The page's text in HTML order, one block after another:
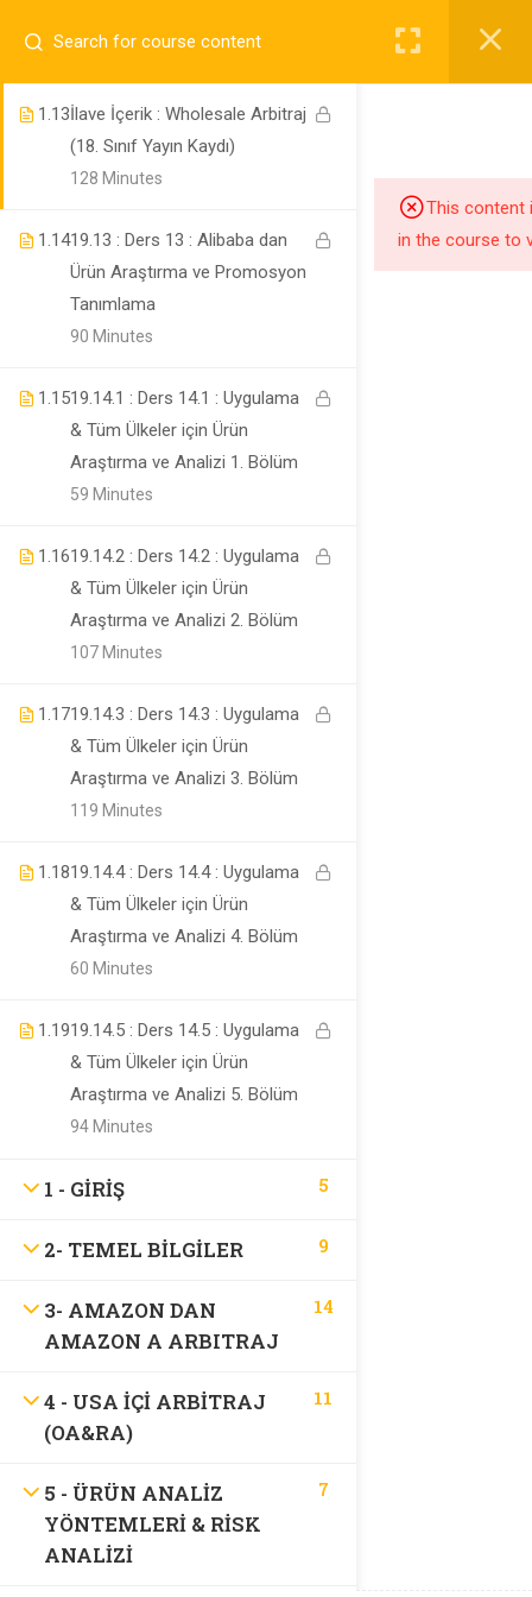
124 Minutes
1.13İlave İçerik : Wholesale Arbitraj
(18. Sınıf Yayın Kaydı)
128 Minutes
1.1419.13 : Ders 13 : Alibaba dan
Ürün Araştırma ve Promosyon
Tanımlama
90 Minutes
1.1519.14.1 : Ders 14.1 : Uygulama
& Tüm Ülkeler için Ürün
Araştırma ve Analizi 1. Bölüm
59 Minutes
1.1619.14.2 : Ders 14.2 : Uygulama
& Tüm Ülkeler için Ürün
Araştırma ve Analizi 2. Bölüm
107 Minutes
1.1719.14.3 : Ders 14.3 : Uygulama
& Tüm Ülkeler için Ürün
Araştırma ve Analizi 3. Bölüm
119 Minutes
1.1819.14.4 : Ders 14.4 : Uygulama
& Tüm Ülkeler için Ürün
Araştırma ve Analizi 4. Bölüm
60 Minutes
1.1919.14.5 : Ders 14.5 : Uygulama
& Tüm Ülkeler için Ürün
Araştırma ve Analizi 5. Bölüm
94 Minutes
1 - GİRİŞ 5
2- TEMEL BİLGİLER 9
3- AMAZON DAN
AMAZON A ARBITRAJ
14
4 - USA IÇI ARBITRAJ
(OA&RA)
11
5 - ÜRÜN ANALIZ
YÖNTEMLERI & RISK
ANALIZI
7
This content
in the course to
Nilüfer / Bursa
info@ekipamazon.com
Company
Company
Links
Hakkımızda
Support
Recommend
Recommend